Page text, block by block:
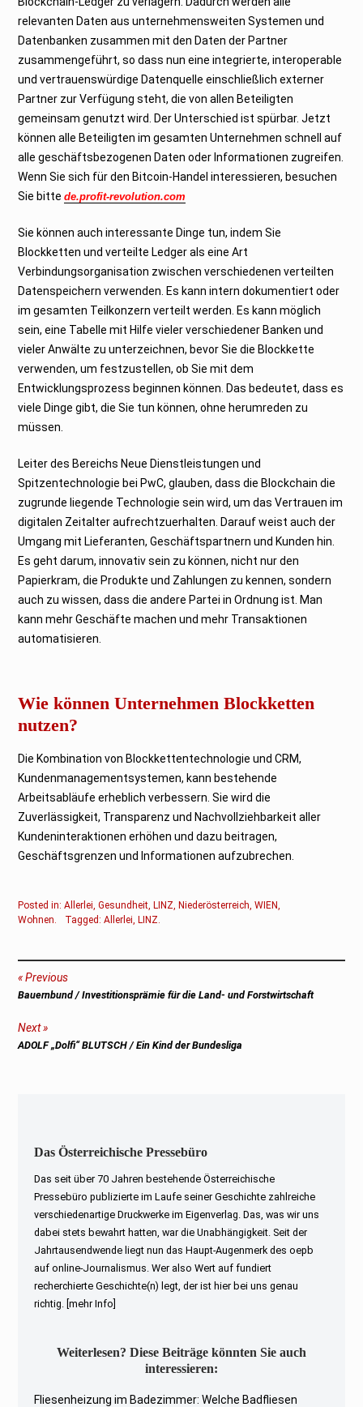
relevanten Daten aus unternehmensweiten Systemen und
Datenbanken zusammen mit den Daten der Partner
zusammengeführt, so dass nun eine integrierte, interoperable
und vertrauenswürdige Datenquelle einschließlich externer
Partner zur Verfügung steht, die von allen Beteiligten
gemeinsam genutzt wird. Der Unterschied ist spürbar. Jetzt
können alle Beteiligten im gesamten Unternehmen schnell auf
alle geschäftsbezogenen Daten oder Informationen zugreifen.
Wenn Sie sich für den Bitcoin-Handel interessieren, besuchen
Sie bittede.profit-revolution.com
Sie können auch interessante Dinge tun, indem Sie
Blockketten und verteilte Ledger als eine Art
Verbindungsorganisation zwischen verschiedenen verteilten
Datenspeichern verwenden. Es kann intern dokumentiert oder
im gesamten Teilkonzern verteilt werden. Es kann möglich
sein, eine Tabelle mit Hilfe vieler verschiedener Banken und
vieler Anwälte zu unterzeichnen, bevor Sie die Blockkette
verwenden, um festzustellen, ob Sie mit dem
Entwicklungsprozess beginnen können. Das bedeutet, dass es
viele Dinge gibt, die Sie tun können, ohne herumreden zu
müssen.
Leiter des Bereichs Neue Dienstleistungen und
Spitzentechnologie bei PwC, glauben, dass die Blockchain die
zugrunde liegende Technologie sein wird, um das Vertrauen im
digitalen Zeitalter aufrechtzuerhalten. Darauf weist auch der
Umgang mit Lieferanten, Geschäftspartnern und Kunden hin.
Es geht darum, innovativ sein zu können, nicht nur den
Papierkram, die Produkte und Zahlungen zu kennen, sondern
auch zu wissen, dass die andere Partei in Ordnung ist. Man
kann mehr Geschäfte machen und mehr Transaktionen
automatisieren.
Wie können Unternehmen Blockketten
nutzen?
Die Kombination von Blockkettentechnologie und CRM,
Kundenmanagementsystemen, kann bestehende
Arbeitsabläufe erheblich verbessern. Sie wird die
Zuverlässigkeit, Transparenz und Nachvollziehbarkeit aller
Kundeninteraktionen erhöhen und dazu beitragen,
Geschäftsgrenzen und Informationen aufzubrechen.
Posted in:Allerlei,Gesundheit, LINZ, Niederösterreich,WIEN,
Wohnen. Tagged:Allerlei, LINZ.
Beitragsnavigation
Previous
Previous
Bauernbund / Investitionsprämie für die Land- und Forstwirtschaft
Next
Next
ADOLF „Dolfi“ BLUTSCH / Ein Kind der Bundesliga
Das Österreichische Pressebüro
Das seit über 70 Jahren bestehende Österreichische
Pressebüro publizierte im Laufe seiner Geschichte zahlreiche
verschiedenartige Druckwerke im Eigenverlag. Das, was wir uns
dabei stets bewahrt hatten, war die Unabhängigkeit. Seit der
Jahrtausendwende liegt nun das Haupt-Augenmerk des oepb
auf online-Journalismus. Wer also Wert auf fundiert
recherchierte Geschichte(n) legt, der ist hier bei uns genau
richtig. [mehr Info]
Weiterlesen? Diese Beiträge könnten Sie auch
interessieren:
Fliesenheizung im Badezimmer: Welche Badfliesen